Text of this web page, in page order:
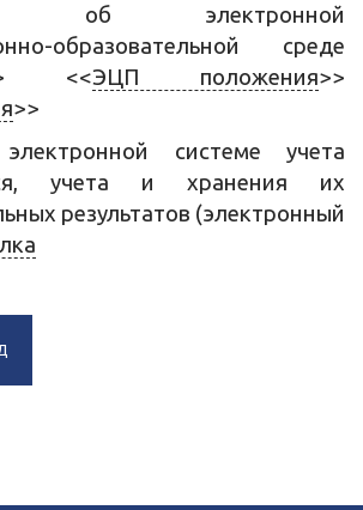
об электронной
образовательной среде
<<ЭЦП положения>>
>>
системе учета
учета и хранения их
результатов (электронный